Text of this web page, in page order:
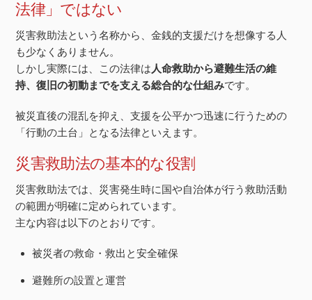
法律」ではない
災害救助法という名称から、金銭的支援だけを想像する人
も少なくありません。
しかし実際には、この法律は人命救助から避難生活の維
持、復旧の初動までを支える総合的な仕組みです。
被災直後の混乱を抑え、支援を公平かつ迅速に行うための
「行動の土台」となる法律といえます。
災害救助法の基本的な役割
災害救助法では、災害発生時に国や自治体が行う救助活動
の範囲が明確に定められています。
主な内容は以下のとおりです。
被災者の救命・救出と安全確保
避難所の設置と運営